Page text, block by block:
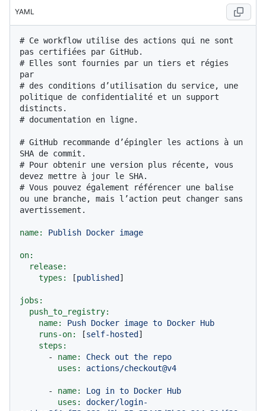
YAML
# Ce workflow utilise des actions qui ne sont
pas certifiées par GitHub.
# Elles sont fournies par un tiers et régies
par
# des conditions d’utilisation du service, une
politique de confidentialité et un support
distincts.
# documentation en ligne.
# GitHub recommande d’épingler les actions à un
SHA de commit.
# Pour obtenir une version plus récente, vous
devez mettre à jour le SHA.
# Vous pouvez également référencer une balise
ou une branche, mais l’action peut changer sans
avertissement.
name: Publish Docker image
on:
release:
types:
[published ]
jobs:
push_to_registry:
name:
Push Docker image to Docker Hub
runs-on:
[self-hosted ]
steps:
-
name: Check out the
repo
uses:
actions/checkout@v4
- name: Log in to Docker Hub
uses:
docker/login-